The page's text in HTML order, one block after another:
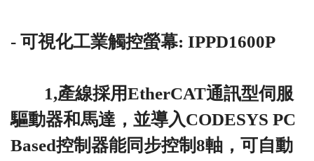
- 可視化工業觸控螢幕: IPPD1600P
1,產線採用EtherCAT通訊型伺服
驅動器和馬達，並導入CODESYS PC
Based控制器能同步控制8軸，可自動